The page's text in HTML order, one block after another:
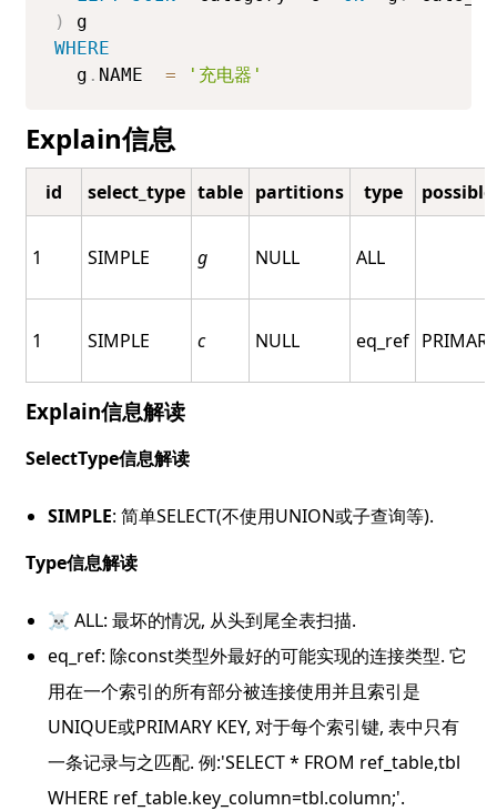
)
WHERE
  g
. NAME = '充电器'
Explain信息
id select_type table partitions type
1 SIMPLE g NULL ALL
1 SIMPLE c NULL eq_ref
Explain信息解读
SelectType信息解读
SIMPLE: 简单SELECT(不使用UNION或子查询等).
Type信息解读
☠️ ALL: 最坏的情况, 从头到尾全表扫描.
eq_ref: 除const类型外最好的可能实现的连接类型. 它
用在一个索引的所有部分被连接使用并且索引是
UNIQUE或PRIMARY KEY, 对于每个索引键, 表中只有
一条记录与之匹配. 例:'SELECT * FROM ref_table,tbl
WHERE ref_table.key_column=tbl.column;'.